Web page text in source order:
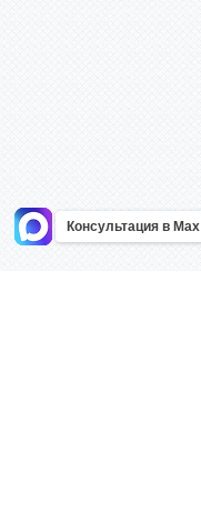
Консультация в Max